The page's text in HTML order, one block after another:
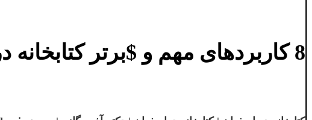
8 کاربردهای مهم و $برتر کتابخانه در اصفهان چیست؟